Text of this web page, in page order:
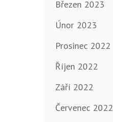
Březen 2023
Únor 2023
Prosinec 2022
Říjen 2022
Září 2022
Červenec 2022